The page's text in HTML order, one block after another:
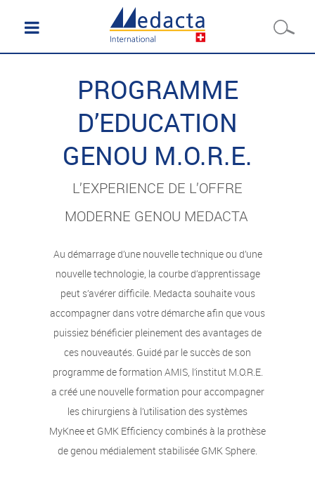
PROGRAMME
D’EDUCATION
GENOU M.O.R.E.
L’EXPERIENCE DE L’OFFRE
MODERNE GENOU MEDACTA
Au démarrage d’une nouvelle technique ou d’une
nouvelle technologie, la courbe d’apprentissage
peut s’avérer difficile. Medacta souhaite vous
accompagner dans votre démarche afin que vous
puissiez bénéficier pleinement des avantages de
ces nouveautés. Guidé par le succès de son
programme de formation AMIS, l’institut M.O.R.E.
a créé une nouvelle formation pour accompagner
les chirurgiens à l’utilisation des systèmes
MyKnee et GMK Efficiency combinés à la prothèse
de genou médialement stabilisée GMK Sphere.